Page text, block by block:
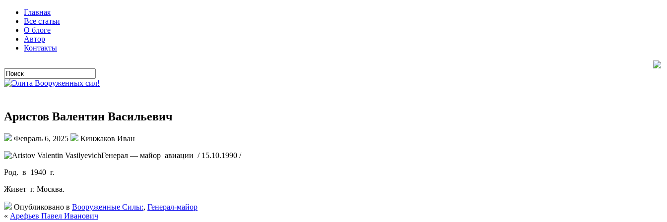
Главная
Все статьи
О блоге
Автор
Контакты
Аристов Валентин Васильевич
Февраль 6, 2025
Кинжаков Иван
Генерал — майор авиации / 15.10.1990 /
Род. в 1940 г.
Живет г. Москва.
Опубликовано в Вооруженные Силы:, Генерал-майор
« Арефьев Павел Иванович